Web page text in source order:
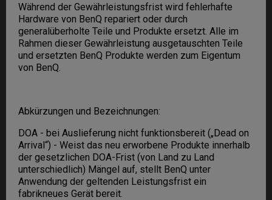
Während der Gewährleistungsfrist wird fehlerhafte
Hardware von BenQ repariert oder durch
generalüberholte Teile und Produkte ersetzt. Alle im
Rahmen dieser Gewährleistung ausgetauschten Teile
und ersetzten BenQ Produkte werden zum Eigentum
von BenQ.
Abkürzungen und Bezeichnungen:
DOA - bei Auslieferung nicht funktionsbereit („Dead on
Arrival“) - Weist das neu erworbene Produkte innerhalb
der gesetzlichen DOA-Frist (von Land zu Land
unterschiedlich) Mängel auf, stellt BenQ unter
Anwendung der geltenden Leistungsfrist ein
fabrikneues Gerät bereit.